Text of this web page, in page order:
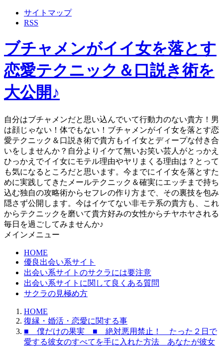
サイトマップ
RSS
ブチャメンがイイ女を落とす
恋愛テクニック＆口説き術を
大公開♪
自分はブチャメンだと思い込んでいて行動力のない貴方！男
は顔じゃない！体でもない！ブチャメンがイイ女を落とす恋
愛テクニック＆口説き術で貴方もイイ女とディープな付き合
いをしませんか？自分よりイケて無いお笑い芸人がとっかえ
ひっかえでイイ女にモテル理由やヤリまくる理由は？とって
も気になるところだと思います。今までにイイ女を落とすた
めに実践してきたメールテクニック＆確実にエッチまで持ち
込む独自の攻略術からセフレの作り方まで、その裏技を包み
隠さず公開します。今はイケてない非モテ系の貴方も、これ
からテクニックを磨いて貴方好みの女性からチヤホヤされる
毎日を過ごしてみませんか♪
メインメニュー
HOME
優良出会い系サイト
出会い系サイトのサクラには要注意
出会い系サイトに関して良くある質問
サクラの見極め方
HOME
復縁・婚活・恋愛に関する事
■ 僕だけの果実 ■ 絶対悪用禁止！ たった２日で
愛する彼女のすべてを手に入れた方法 あなたが彼女